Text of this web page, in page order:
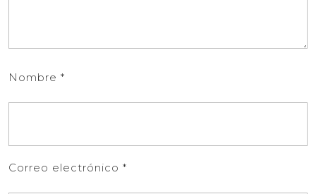
Nombre *
Correo electrónico *